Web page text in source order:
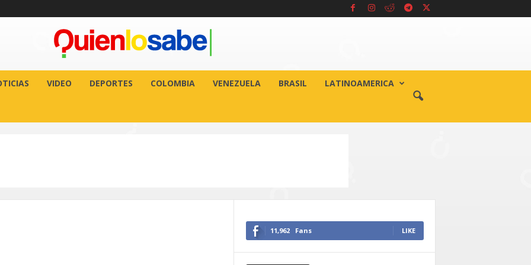
VIDEO DEPORTES COLOMBIA VENEZUELA BRASIL LATINOAMERICA
11,962 Fans LIKE